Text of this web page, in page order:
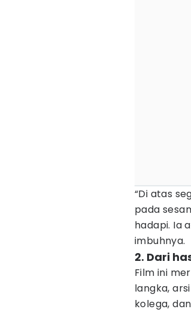
“Di atas
pada
hadapi. Ia
imbuhnya.
2. Dari
Film ini
langka,
kolega,